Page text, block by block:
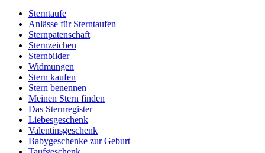
Sterntaufe
Anlässe für Sterntaufen
Sternpatenschaft
Sternzeichen
Sternbilder
Widmungen
Stern kaufen
Stern benennen
Meinen Stern finden
Das Sternregister
Liebesgeschenk
Valentinsgeschenk
Babygeschenke zur Geburt